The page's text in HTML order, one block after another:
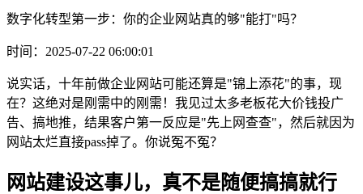
数字化转型第一步：你的企业网站真的够"能打"吗？
时间：2025-07-22 06:00:01
说实话，十年前做企业网站可能还算是"锦上添花"的事，现
在？这绝对是刚需中的刚需！我见过太多老板花大价钱投广
告、搞地推，结果客户第一反应是"先上网查查"，然后就因为
网站太烂直接pass掉了。你说冤不冤？
网站建设这事儿，真不是随便搞搞就行